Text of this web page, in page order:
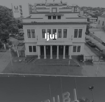
Ijui